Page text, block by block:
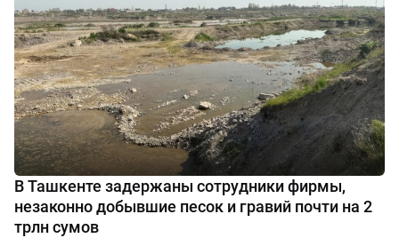
В Ташкенте задержаны сотрудники фирмы,
незаконно добывшие песок и гравий почти на 2
трлн сумов